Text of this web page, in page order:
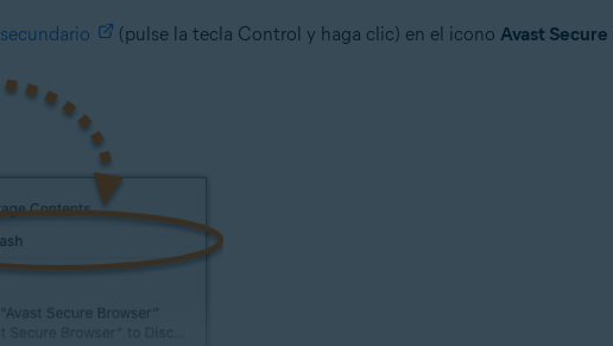
(pulse la tecla Control y haga clic) en el icono Avast